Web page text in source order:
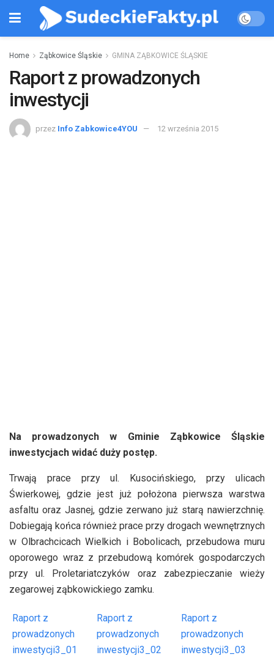
Home Ząbkowice Śląskie GMINA ZĄBKOWICE ŚLĄSKIE
Raport z prowadzonych
inwestycji
przez Info Zabkowice4YOU 12 września 2015
Na prowadzonych w Gminie Ząbkowice Śląskie
inwestycjach widać duży postęp.
Trwają prace przy ul. Kusocińskiego, przy ulicach
Świerkowej, gdzie jest już położona pierwsza warstwa
asfaltu oraz Jasnej, gdzie zerwano już starą nawierzchnię.
Dobiegają końca również prace przy drogach wewnętrznych
w Olbrachcicach Wielkich i Bobolicach, przebudowa muru
oporowego wraz z przebudową komórek gospodarczych
przy ul. Proletariatczyków oraz zabezpieczanie wieży
zegarowej ząbkowickiego zamku.
Raport z
prowadzonych
inwestycji3_01
Raport z
prowadzonych
inwestycji3_02
Raport z
prowadzonych
inwestycji3_03